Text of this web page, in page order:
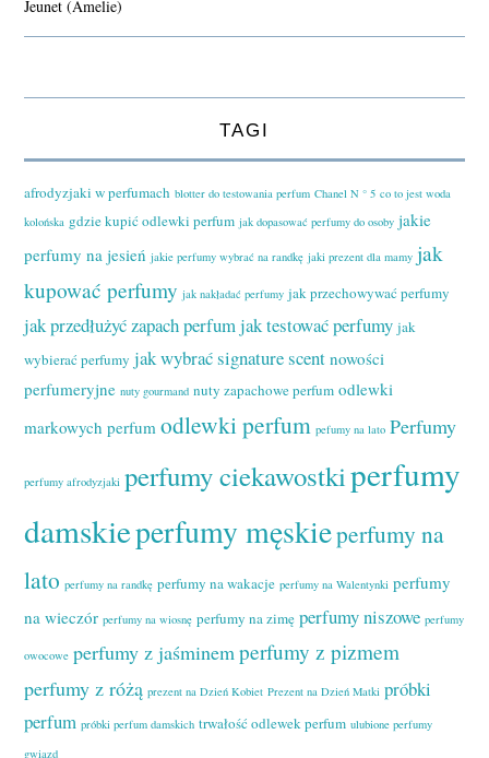
Jeunet (Amelie)
TAGI
afrodyzjaki w perfumach blotter do testowania perfum Chanel N ° 5 co to jest woda
kolońska gdzie kupić odlewki perfum jak dopasować perfumy do osoby jakie
perfumy na jesień jakie perfumy wybrać na randkę jaki prezent dla mamy jak
kupować perfumy jak nakładać perfumy jak przechowywać perfumy
jak przedłużyć zapach perfumjak testować perfumy jak
wybierać perfumy jak wybrać signature scent nowości
perfumeryjne nuty gourmand nuty zapachowe perfum odlewki
markowych perfum odlewki perfum pefumy na lato Perfumy
perfumy afrodyzjaki perfumy ciekawostkiperfumy
damskieperfumy męskieperfumy na
lato perfumy na randkę perfumy na wakacje perfumy na Walentynki perfumy
na wieczór perfumy na wiosnę perfumy na zimę perfumy niszowe perfumy
owocowe perfumy z jaśminemperfumy z pizmem
perfumy z różą prezent na Dzień Kobiet Prezent na Dzień Matki próbki
perfum próbki perfum damskich trwałość odlewek perfum ulubione perfumy
gwiazd